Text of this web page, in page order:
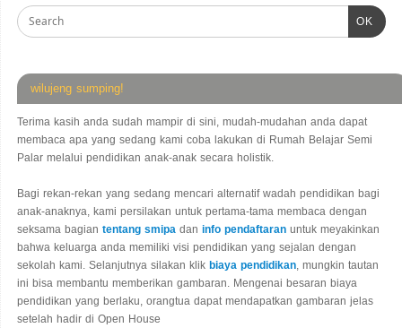
OK
wilujeng sumping!
Terima kasih anda sudah mampir di sini, mudah-mudahan anda dapat
membaca apa yang sedang kami coba lakukan di Rumah Belajar Semi
Palar melalui pendidikan anak-anak secara holistik.
Bagi rekan-rekan yang sedang mencari alternatif wadah pendidikan bagi
anak-anaknya, kami persilakan untuk pertama-tama membaca dengan
seksama bagian tentang smipa dan info pendaftaran untuk meyakinkan
bahwa keluarga anda memiliki visi pendidikan yang sejalan dengan
sekolah kami. Selanjutnya silakan klik biaya pendidikan, mungkin tautan
ini bisa membantu memberikan gambaran. Mengenai besaran biaya
pendidikan yang berlaku, orangtua dapat mendapatkan gambaran jelas
setelah hadir di Open House